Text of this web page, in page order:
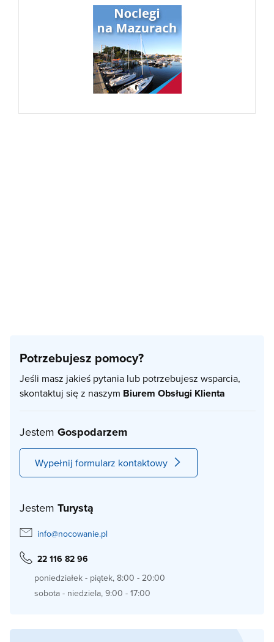
Potrzebujesz pomocy?
Jeśli masz jakieś pytania lub potrzebujesz wsparcia,
skontaktuj się z naszym Biurem Obsługi Klienta
Jestem Gospodarzem
Wypełnij formularz kontaktowy
Jestem Turystą
info@nocowanie.pl
22 116 82 96
poniedziałek - piątek, 8:00 - 20:00
sobota - niedziela, 9:00 - 17:00